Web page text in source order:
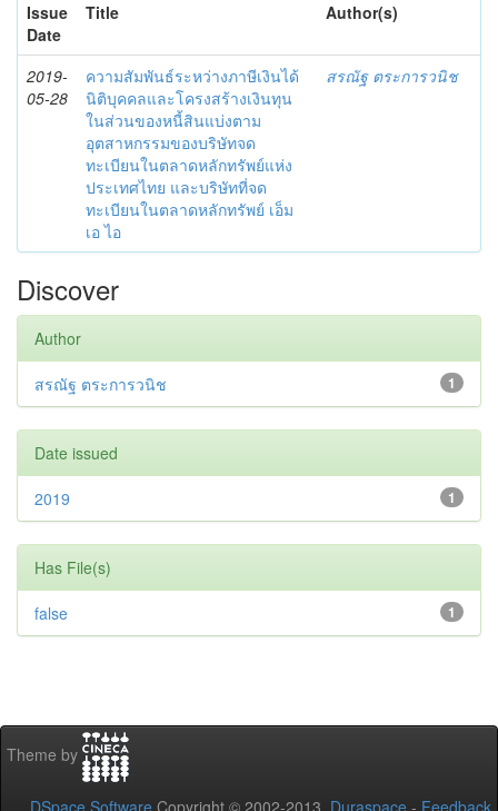
Issue
Date
Title Author(s)
2019-
05-28
ความสัมพันธ์ระหว่างภาษีเงินได้
นิติบุคคลและโครงสร้างเงินทุน
ในส่วนของหนี้สินแบ่งตาม
อุตสาหกรรมของบริษัทจด
ทะเบียนในตลาดหลักทรัพย์แห่ง
ประเทศไทย และบริษัทที่จด
ทะเบียนในตลาดหลักทรัพย์ เอ็ม
เอ ไอ
สรณัฐ ตระการวนิช
Discover
Author
1
สรณัฐ ตระการวนิช
Date issued
1
2019
Has File(s)
1
false
Theme by
DSpace Software Copyright © 2002-2013 Duraspace - Feedback